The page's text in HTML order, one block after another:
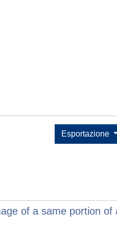
Esportazione
of a same portion of